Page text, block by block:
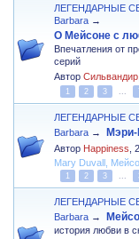
ЛЕГЕНДАРНЫЕ
Barbara →
О Мейсоне с
Впечатления от
серий
АвторСильвандир
1 2 3 ...
ЛЕГЕНДАРНЫЕ
Barbara → Мэри-
Автор Happiness ,
Mary Duvall
1 2 3 ...
ЛЕГЕНДАРНЫЕ
Barbara →
история любви в